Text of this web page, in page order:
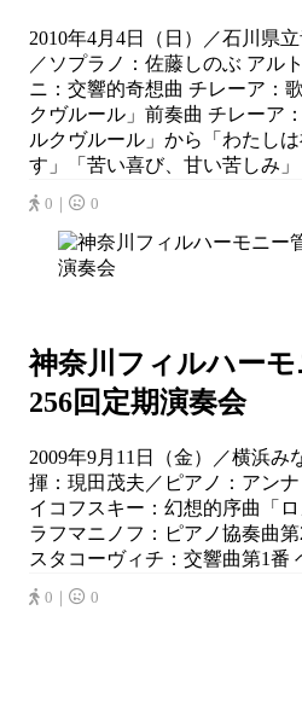
2010年4月4日（日）／石川県
／ソプラノ：佐藤しのぶ アル
ニ：交響的奇想曲 チレーア：
クヴルール」前奏曲 チレーア
ルクヴルール」から「わたし
す」「苦い喜び、甘い苦しみ
0｜ 0
神奈川フィルハー
256回定期演奏会
2009年9月11日（金）／横浜み
揮：現田茂夫／ピアノ：アン
イコフスキー：幻想的序曲「ロ
ラフマニノフ：ピアノ協奏曲
スタコーヴィチ：交響曲第1番
0｜ 0